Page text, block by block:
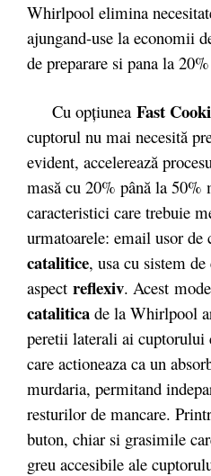
Whirlpool elimina
ajungand-use la economii
de preparare si pana la
Cu opţiunea Fast
cuptorul nu mai necesită
evident, accelerează
masă cu 20% până la 50%
caracteristici care trebuie
urmatoarele: email usor de
catalitice, usa cu sistem
aspect reflexiv. Acest
catalitica de la Whirlpool
peretii laterali ai cuptorului
care actioneaza ca un
murdaria, permitand
resturilor de mancare.
buton, chiar si grasimile
greu accesibile ale